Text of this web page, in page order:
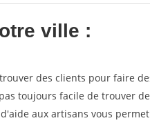
ville :
des clients pour faire
toujours facile de trouver
aux artisans vous